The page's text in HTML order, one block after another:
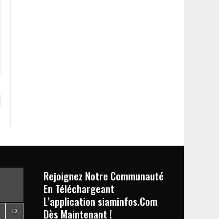
D
Rejoignez Notre Communauté
En Téléchargeant
L’application siaminfos.Com
Dès Maintenant !